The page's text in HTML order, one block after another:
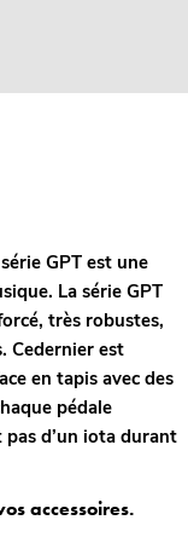
GPT est une
La série GPT
très robustes,
Cedernier est
en tapis avec des
pédale
pas d’un iota durant
accessoires.